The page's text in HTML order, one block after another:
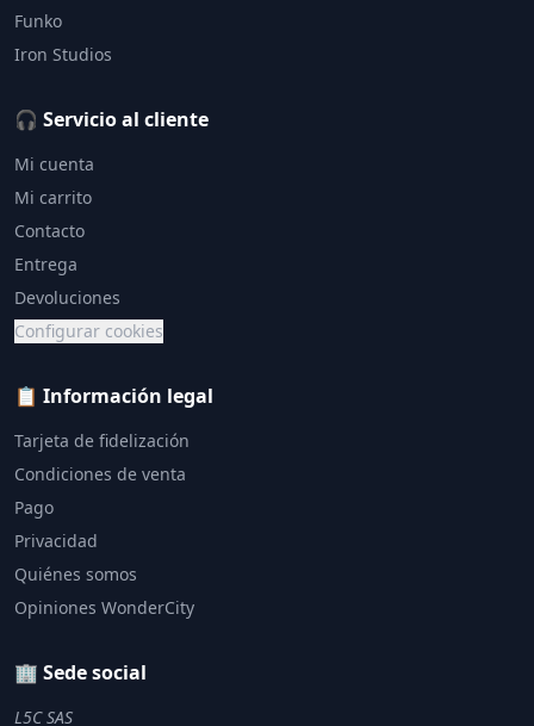
Funko
Iron Studios
🎧 Servicio al cliente
Mi cuenta
Mi carrito
Contacto
Entrega
Devoluciones
Configurar cookies
📋 Información legal
Tarjeta de fidelización
Condiciones de venta
Pago
Privacidad
Quiénes somos
Opiniones WonderCity
🏢 Sede social
L5C SAS